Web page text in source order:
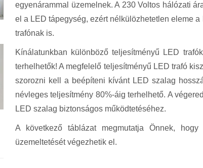
egyenárammal üzemelnek. A 230 Voltos hálózati
el a LED tápegység, ezért nélkülözhetetlen eleme
trafónak is.
Kínálatunkban különböző teljesítményű LED
terhelhetők! A megfelelő teljesítményű LED trafó
szorozni kell a beépíteni kívánt LED szalag
névleges teljesítmény 80%-áig terhelhető. A
LED szalag biztonságos működtetéséhez.
A következő táblázat megmutatja Önnek,
üzemeltetését végezhetik el.